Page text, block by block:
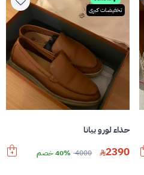
تخفيضات كبرى
حذاء لورو بيانا
2390
4000 40% خصم